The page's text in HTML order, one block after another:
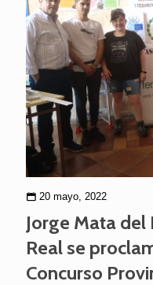
20 mayo, 2022
Jorge Mata del
Real se
Concurso